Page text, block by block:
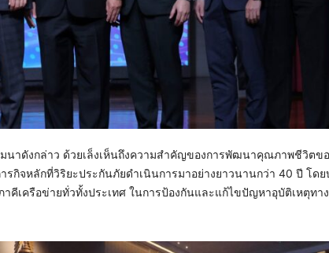
าดังกล่าว ด้วยเล็งเห็นถึงความสำคัญของการพัฒนาคุณภาพชีวิตข
กิจหลักที่วิริยะประกันภัยดำเนินการมาอย่างยาวนานกว่า 40 ปี โด
คีเครือข่ายทั่วทั้งประเทศ ในการป้องกันและแก้ไขปัญหาอุบัติเหตุทา